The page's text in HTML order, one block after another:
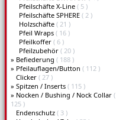
Pfeilschäfte X-Line ( 5 )
Pfeilschäfte SPHERE ( 2 )
Holzschäfte ( 21 )
Pfeil Wraps ( 16 )
Pfeilkoffer ( 6 )
Pfeilzubehör ( 20 )
» Befiederung ( 188 )
» Pfeilauflagen/Button ( 112 )
Clicker ( 27 )
» Spitzen / Inserts ( 115 )
» Nocken / Bushing / Nock Collar (
125 )
Endenschutz ( 3 )